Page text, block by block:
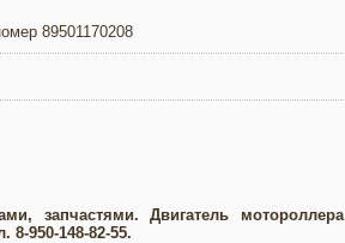
89501170208
запчастями. Двигатель мотороллера
8-950-148-82-55.